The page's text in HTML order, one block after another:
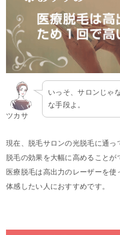
ツカサ
いっそ、サロンじゃ
な手段よ。
現在、脱毛サロンの光脱毛に通
脱毛の効果を大幅に高めることが
医療脱毛は高出力のレーザーを
体感したい人におすすめです。